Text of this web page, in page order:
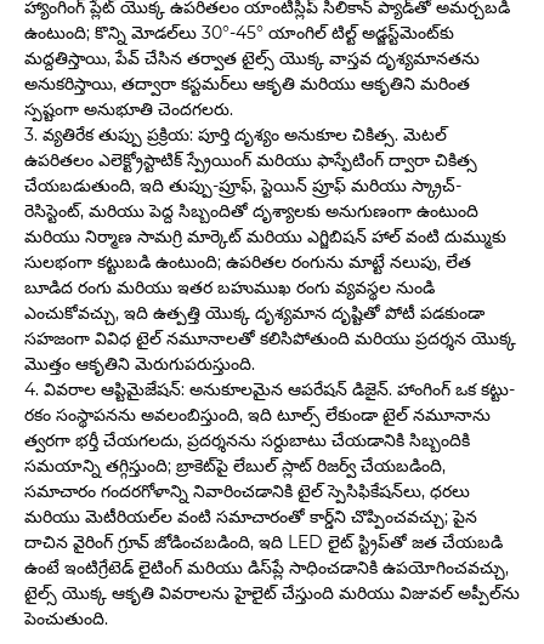
హ్యాంగింగ్ ప్లేట్ యొక్క ఉపరితలం యాంటిస్లిప్ సిలికాన్ ప్యాడ్‌తో అమర్చబడి
ఉంటుంది; కొన్ని మోడల్‌లు 30°-45° యాంగిల్ టిల్ట్ అడ్జస్ట్‌మెంట్‌కు
మద్దతిస్తాయి, పేవ్ చేసిన తర్వాత టైల్స్ యొక్క వాస్తవ దృశ్యమానతను
అనుకరిస్తాయి, తద్వారా కస్టమర్‌లు ఆకృతి మరియు ఆకృతిని మరింత
స్పష్టంగా అనుభూతి చెందగలరు.
3. వ్యతిరేక తుప్పు ప్రక్రియ: పూర్తి దృశ్యం అనుకూల చికిత్స. మెటల్
ఉపరితలం ఎలెక్ట్రోస్టాటిక్ స్ప్రేయింగ్ మరియు ఫాస్ఫేటింగ్ ద్వారా చికిత్స
చేయబడుతుంది, ఇది తుప్పు-ప్రూఫ్, స్టెయిన్ ప్రూఫ్ మరియు స్క్రాచ్-
రెసిస్టెంట్, మరియు పెద్ద సిబ్బందితో దృశ్యాలకు అనుగుణంగా ఉంటుంది
మరియు నిర్మాణ సామగ్రి మార్కెట్ మరియు ఎగ్జిబిషన్ హాల్ వంటి దుమ్ముకు
సులభంగా కట్టుబడి ఉంటుంది; ఉపరితల రంగును మాట్టే నలుపు, లేత
బూడిద రంగు మరియు ఇతర బహుముఖ రంగు వ్యవస్థల నుండి
ఎంచుకోవచ్చు, ఇది ఉత్పత్తి యొక్క దృశ్యమాన దృష్టితో పోటీ పడకుండా
సహజంగా వివిధ టైల్ నమూనాలతో కలిసిపోతుంది మరియు ప్రదర్శన యొక్క
మొత్తం ఆకృతిని మెరుగుపరుస్తుంది.
4. వివరాల ఆప్టిమైజేషన్: అనుకూలమైన ఆపరేషన్ డిజైన్. హాంగింగ్ ఒక కట్టు-
రకం సంస్థాపనను అవలంబిస్తుంది, ఇది టూల్స్ లేకుండా టైల్ నమూనాను
త్వరగా భర్తీ చేయగలదు, ప్రదర్శనను సర్దుబాటు చేయడానికి సిబ్బందికి
సమయాన్ని తగ్గిస్తుంది; బ్రాకెట్‌పై లేబుల్ స్లాట్ రిజర్వ్ చేయబడింది,
సమాచారం గందరగోళాన్ని నివారించడానికి టైల్ స్పెసిఫికేషన్‌లు, ధరలు
మరియు మెటీరియల్‌ల వంటి సమాచారంతో కార్డ్‌ని చొప్పించవచ్చు; పైన
దాచిన వైరింగ్ గ్రూవ్ జోడించబడింది, ఇది LED లైట్ స్ట్రిప్‌తో జత చేయబడి
ఉంటే ఇంటిగ్రేటెడ్ లైటింగ్ మరియు డిస్‌ప్లే సాధించడానికి ఉపయోగించవచ్చు,
టైల్స్ యొక్క ఆకృతి వివరాలను హైలైట్ చేస్తుంది మరియు విజువల్ అప్పీల్‌ను
పెంచుతుంది.